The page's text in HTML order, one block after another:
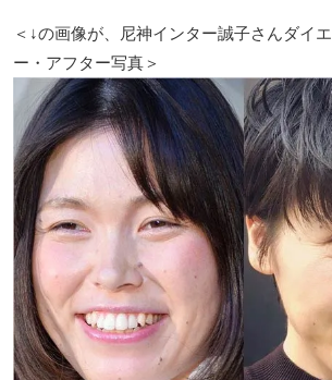
＜↓の画像が、尼神インター誠子さんダイ
ー・アフター写真＞